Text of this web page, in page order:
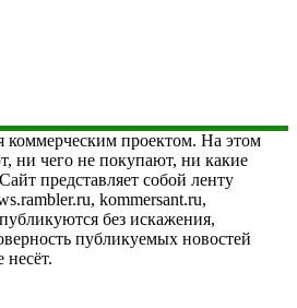
коммерческим проектом. На этом
ни чего не покупают, ни какие
представляет собой ленту
kommersant.ru,
без искажения,
публикуемых новостей